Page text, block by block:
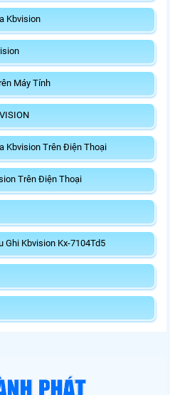
Kbvision
Máy Tính
Kbvision Trên Điện Thoại
Trên Điện Thoại
Ghi Kbvision Kx-7104Td5